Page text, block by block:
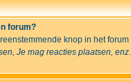
forum?
knop in het
Je mag reacties plaatsen, enz.